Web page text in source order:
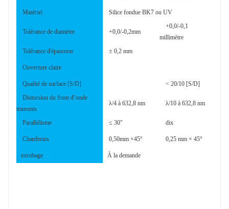
Matériel Silice fondue BK7 ou UV
Tolérance de diamètre +0,0/-0,2mm
+0,0/-0,1
millimètre
Tolérance d'épaisseur
± 0,2 mm
Ouverture claire
Qualité de surface [S/D]
< 20/10 [S/D]
Distorsion du front d’onde
transmis
λ/4 à 632,8 nm λ/10 à 632,8 nm
Parallélisme ≤ 30" dix
Chanfreins 0,50mm ×45° 0,25 mm × 45°
enrobage À la demande